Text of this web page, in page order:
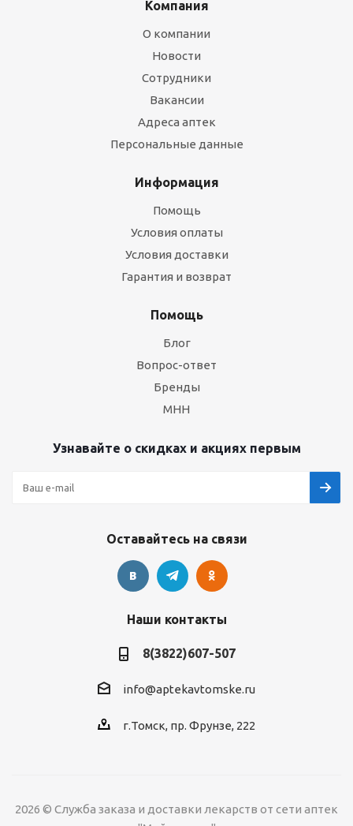
Компания
О компании
Новости
Сотрудники
Вакансии
Адреса аптек
Персональные данные
Информация
Помощь
Условия оплаты
Условия доставки
Гарантия и возврат
Помощь
Блог
Вопрос-ответ
Бренды
МНН
Узнавайте о скидках и акциях первым
Оставайтесь на связи
Наши контакты
8(3822)607-507
info@aptekavtomske.ru
г.Томск, пр. Фрунзе, 222
2026 © Служба заказа и доставки лекарств от сети аптек